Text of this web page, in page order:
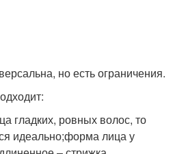
но есть ограничения.
гладких, ровных волос, то
идеально;форма лица у